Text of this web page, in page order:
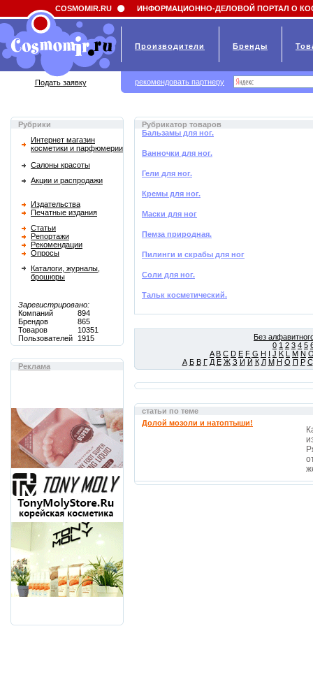
Field 'news_title' doesn't have a default value
Рубрики
Интернет магазин
косметики и парфюмерии
Салоны красоты
Акции и распродажи
Издательства
Печатные издания
Статьи
Репортажи
Рекомендации
Опросы
Каталоги, журналы,
брошюры
Зарегистрировано:
Компаний
894
Брендов
865
Товаров
10351
Пользователей
1915
Реклама
Рубрикатор товаров
Бальзамы для ног.
Ванночки для ног.
Гели для ног.
Кремы для ног.
Маски для ног
Пемза природная.
Пилинги и скрабы для ног
Соли для ног.
Тальк косметический.
Без
0 1 2 3 4 5
A B C D E F G H I J K L M N
А Б В Г Д Е Ж З И Й К Л М Н О П Р С
статьи по теме
Долой мозоли и натоптыши!
COSMOMIR.RU ИНФОРМАЦИОННО-ДЕЛОВОЙ ПОРТАЛ О
Производители Бренды
Подать заявку рекомендовать партнеру